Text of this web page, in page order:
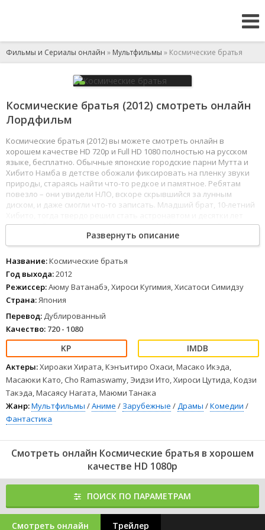
Фильмы и Сериалы онлайн » Мультфильмы » Космические братья
Космические братья (2012) смотреть онлайн
Лордфильм
Космические братья (2012) вы можете смотреть онлайн в
хорошем качестве HD 720p и Full HD 1080 полностью на русском
языке, бесплатно. Обычные японские городские парни Мутта и
Хибито Намба в детстве обожали фиксировать на пленку звуки
природы, стараясь найти что-то редкое и памятное. Ребятам
повезло – они увидели НЛО, вскоре скрывшийся за лунным
диском, и даже смогли что-то записать. Младший брат, 10-летний
спустя добился своего, вступив в отряд НАСА, готовящийся к
экспедиции на Луну. Мутта же стал известным
автоконструктором, но в 35 лет, самом расцвете сил, потерял
работу, поссорившись с шефом и вылетев с «волчьим билетом». В
итоге младший брат приблизился к славе, а старший рухнул на
дно жизни.
В Японии «потеря лица» недопустима, но куда хуже, когда сам
теряешь цель и смысл бытия. Мутта, тяжело переживая кризис, по
совету брата послушал с
12 34 5 67 8
Развернуть описание
Название:Космические братья
Год выхода:2012
Режиссер:Аюму Ватанабэ, Хироси Кугимия, Хисатоси Симидзу
Страна:Япония
Перевод: Дублированный
Качество: 720 - 1080
Актеры:Хироаки Хирата, Кэнъитиро Охаси, Масако Икэда,
Масаюки Като, Cho Ramaswamy, Эидзи Ито, Хироси Цутида, Кодзи
Такэда, Масаясу Нагата, Маюми Танака
Жанр:Мультфильмы /Аниме / Зарубежные /Драмы /Комедии /
Фантастика
Смотреть онлайн Космические братья в хорошем
качестве HD 1080p
ПОИСК ПО ПАРАМЕТРАМ
Смотреть онлайн Трейлер